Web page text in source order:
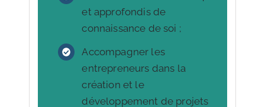
et approfondis de
connaissance de soi ;
Accompagner les
entrepreneurs dans la
création et le
développement de projets